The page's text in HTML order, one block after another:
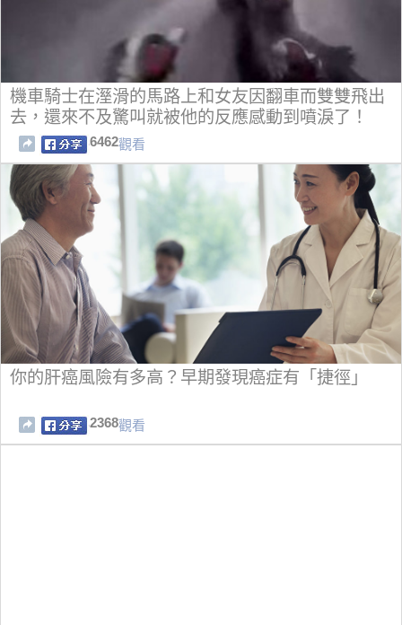
機車騎士在溼滑的馬路上和女友因翻車而雙雙飛出
去，還來不及驚叫就被他的反應感動到噴淚了！
6462觀看
你的肝癌風險有多高？早期發現癌症有「捷徑」
2368觀看